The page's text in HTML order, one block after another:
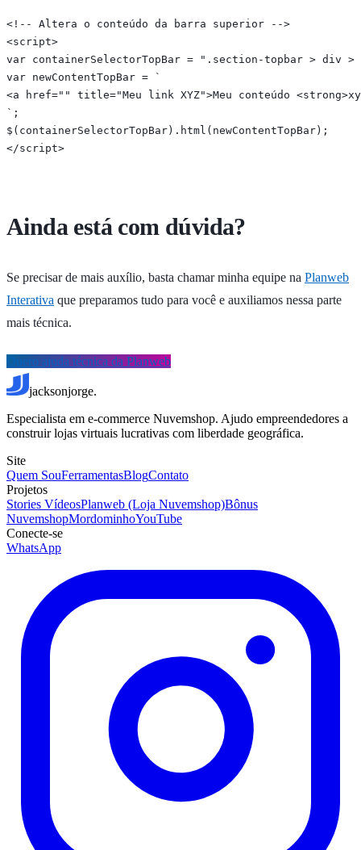
<!-- Altera o conteúdo da barra superior -->
<script>
var containerSelectorTopBar = ".section-topbar >
var newContentTopBar = `
<a href="" title="Meu link XYZ">Meu conteúdo
`;
$(containerSelectorTopBar).html(newContentTopBar);
</script>
Ainda está com dúvida?
Se precisar de mais auxílio, basta chamar minha equipe na Planweb
Interativa que preparamos tudo para você e auxiliamos nessa parte
mais técnica.
Quero ajuda técnica da Planweb
jacksonjorge.
Especialista em e-commerce Nuvemshop. Ajudo empreendedores a
construir lojas virtuais lucrativas com liberdade geográfica.
Site
Quem SouFerramentasBlogContato
Projetos
Stories VídeosPlanweb (Loja Nuvemshop)Bônus
NuvemshopMordominhoYouTube
Conecte-se
WhatsApp